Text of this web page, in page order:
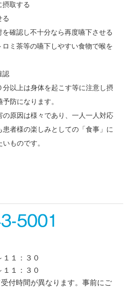
取する
る
確認し不十分なら再度嚥下させる
ミ茶等の嚥下しやすい食物で喉を
認
以上は身体を起こす等に注意し摂
防になります。
原因は様々であり、一人一人対応
患者様の楽しみとしての「食事」に
ものです。
１：３０
１：３０
付時間が異なります。事前にご